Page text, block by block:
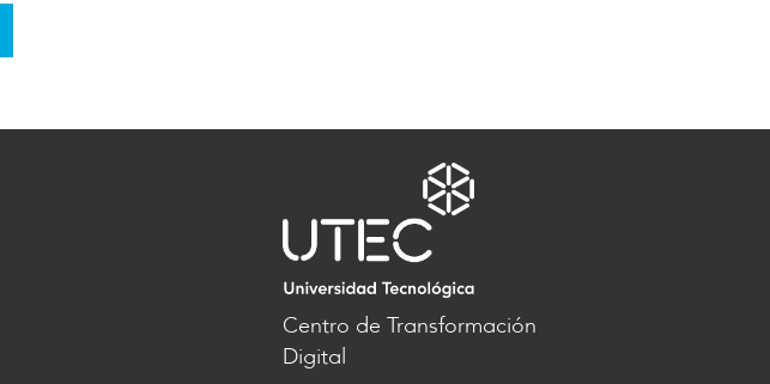
Centro de Transformación
Digital